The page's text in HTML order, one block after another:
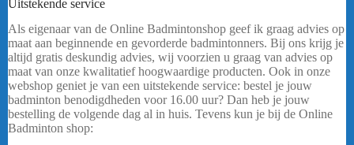
Uitstekende service
Als eigenaar van de Online Badmintonshop geef ik graag advies op
maat aan beginnende en gevorderde badmintonners. Bij ons krijg je
altijd gratis deskundig advies, wij voorzien u graag van advies op
maat van onze kwalitatief hoogwaardige producten. Ook in onze
webshop geniet je van een uitstekende service: bestel je jouw
badminton benodigdheden voor 16.00 uur? Dan heb je jouw
bestelling de volgende dag al in huis. Tevens kun je bij de Online
Badminton shop: